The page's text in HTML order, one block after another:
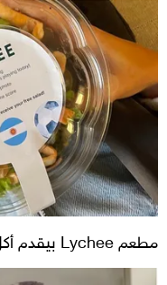
مطعم Lychee بيقدم أكل صحي ولذيذ وهتاكل لحد ما تشبع